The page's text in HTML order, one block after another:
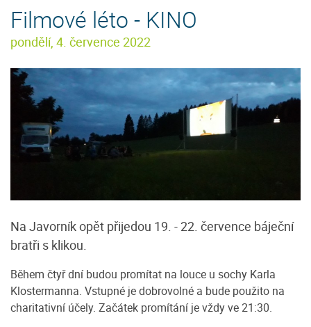
Filmové léto - KINO
pondělí, 4. července 2022
Na Javorník opět přijedou 19. - 22. července báječní
bratři s klikou.
Během čtyř dní budou promítat na louce u sochy Karla
Klostermanna. Vstupné je dobrovolné a bude použito na
charitativní účely. Začátek promítání je vždy ve 21:30.